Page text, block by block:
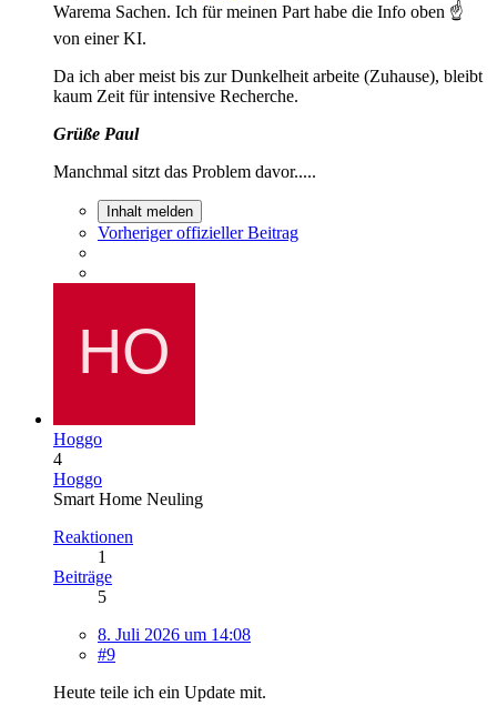
Warema Sachen. Ich für meinen Part habe die Info oben ☝️
von einer KI.
Da ich aber meist bis zur Dunkelheit arbeite (Zuhause), bleibt
kaum Zeit für intensive Recherche.
Grüße Paul
Manchmal sitzt das Problem davor.....
Inhalt melden
Vorheriger offizieller Beitrag
Hoggo
4
Hoggo
Smart Home Neuling
Reaktionen
1
Beiträge
5
8. Juli 2026 um 14:08
#9
Heute teile ich ein Update mit.